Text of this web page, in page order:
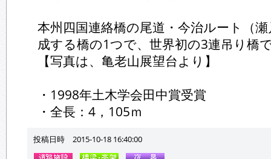
本州四国連絡橋の尾道・今治ルート（
成する橋の1つで、世界初の3連吊り橋
【写真は、亀老山展望台より】
・1998年土木学会田中賞受賞
・全長：4，105ｍ
投稿日時 2015-10-18 16:40:00